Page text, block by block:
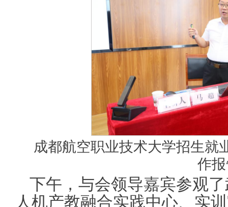
成都航空职业技术大学招生就
作
下午，与会领导嘉宾参观
人机产教融合实践中心、实